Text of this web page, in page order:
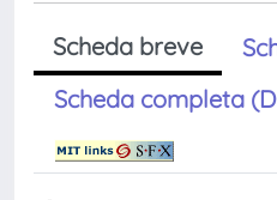
Scheda breve
Scheda completa